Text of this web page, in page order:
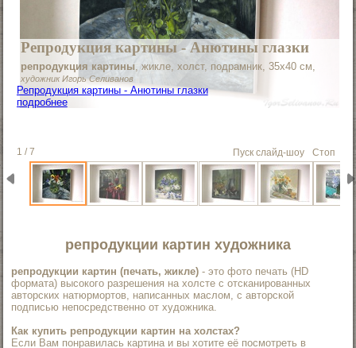
Репродукция картины - Анютины глазки
репродукция картины, жикле, холст, подрамник, 35х40 см,
художник Игорь Селиванов
Репродукция картины - Анютины глазки
подробнее
1 / 7 Пуск слайд-шоу Стоп
репродукции картин художника
репродукции картин (печать, жикле) - это фото печать (HD
формата) высокого разрешения на холсте с отсканированных
авторских натюрмортов, написанных маслом, с авторской
подписью непосредственно от художника.
Как купить репродукции картин на холстах?
Если Вам понравилась картина и вы хотите её посмотреть в